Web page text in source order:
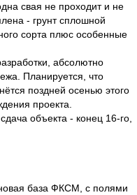
свая не проходит и не
- грунт сплошной
сорта плюс особенные
абсолютно
Планируется, что
поздней осенью этого
проекта.
объекта - конец 16-го,
база ФКСМ, с полями